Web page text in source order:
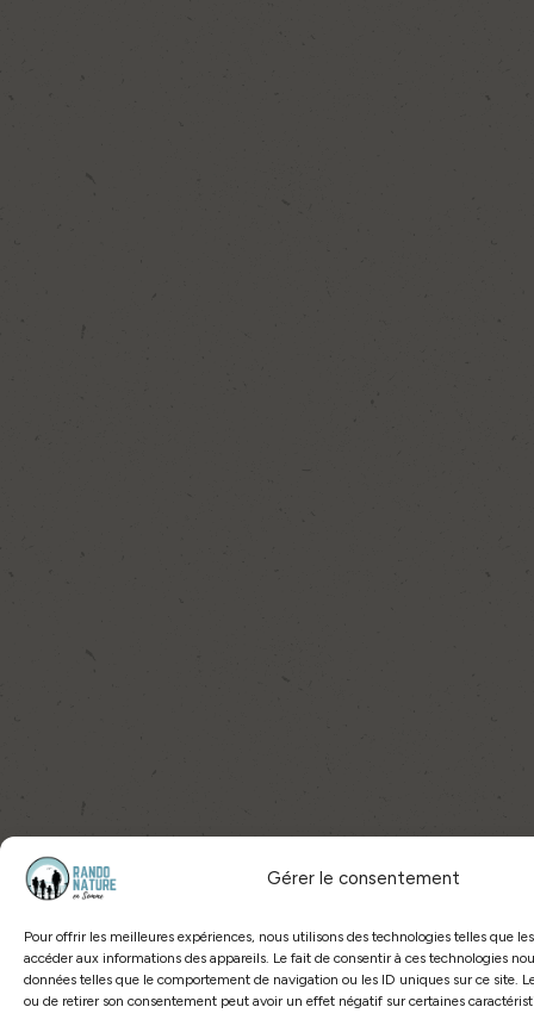
Gérer le consentement
Pour offrir les meilleures expériences, nous utilisons des technologies telles que
accéder aux informations des appareils. Le fait de consentir à ces technologies
données telles que le comportement de navigation ou les ID uniques sur ce site.
ou de retirer son consentement peut avoir un effet négatif sur certaines